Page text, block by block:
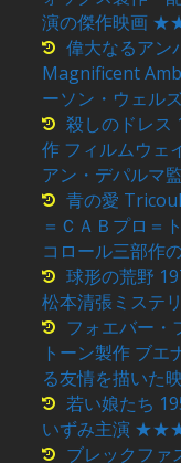
演の傑作映画
偉大なるアン
Magnificent
ーソン・ウェル
殺しのドレス
作 フィルムウェ
アン・デパルマ
青の愛
＝ＣＡＢプロ＝
コロール三部
球形の荒野
松本清張ミステ
フォエバー・
トーン製作 ブ
る友情を描い
若い娘たち
いずみ主演
ブレックフ